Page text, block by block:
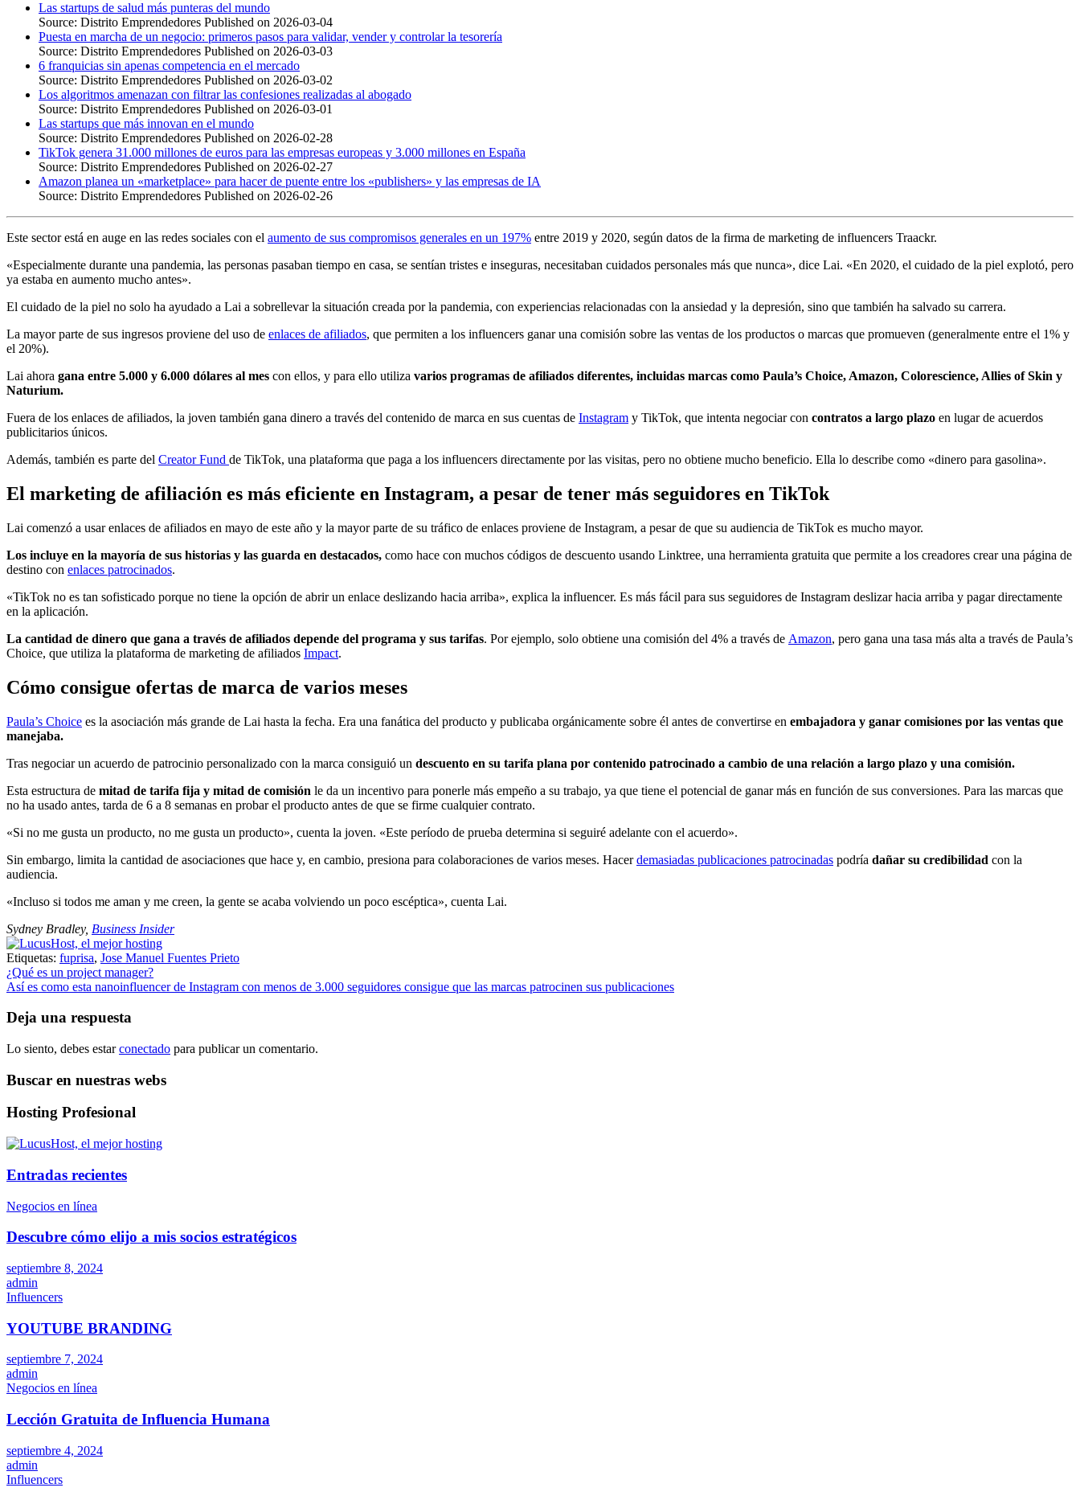
Las startups de salud más punteras del mundo
Source: Distrito Emprendedores Published on 2026-03-04
Puesta en marcha de un negocio: primeros pasos para validar, vender y controlar la tesorería
Source: Distrito Emprendedores Published on 2026-03-03
6 franquicias sin apenas competencia en el mercado
Source: Distrito Emprendedores Published on 2026-03-02
Los algoritmos amenazan con filtrar las confesiones realizadas al abogado
Source: Distrito Emprendedores Published on 2026-03-01
Las startups que más innovan en el mundo
Source: Distrito Emprendedores Published on 2026-02-28
TikTok genera 31.000 millones de euros para las empresas europeas y 3.000 millones en España
Source: Distrito Emprendedores Published on 2026-02-27
Amazon planea un «marketplace» para hacer de puente entre los «publishers» y las empresas de IA
Source: Distrito Emprendedores Published on 2026-02-26
Este sector está en auge en las redes sociales con el aumento de sus compromisos generales en un 197% entre 2019 y 2020, según datos de la firma de marketing de influencers Traackr.
«Especialmente durante una pandemia, las personas pasaban tiempo en casa, se sentían tristes e inseguras, necesitaban cuidados personales más que nunca», dice Lai. «En 2020, el cuidado de la piel explotó, pero
ya estaba en aumento mucho antes».
El cuidado de la piel no solo ha ayudado a Lai a sobrellevar la situación creada por la pandemia, con experiencias relacionadas con la ansiedad y la depresión, sino que también ha salvado su carrera.
La mayor parte de sus ingresos proviene del uso de enlaces de afiliados, que permiten a los influencers ganar una comisión sobre las ventas de los productos o marcas que promueven (generalmente entre el 1% y
el 20%).
Lai ahora gana entre 5.000 y 6.000 dólares al mes con ellos, y para ello utiliza varios programas de afiliados diferentes, incluidas marcas como Paula’s Choice, Amazon, Colorescience, Allies of Skin y
Naturium.
Fuera de los enlaces de afiliados, la joven también gana dinero a través del contenido de marca en sus cuentas de Instagram y TikTok, que intenta negociar con contratos a largo plazo en lugar de acuerdos
publicitarios únicos.
Además, también es parte del Creator Fund de TikTok, una plataforma que paga a los influencers directamente por las visitas, pero no obtiene mucho beneficio. Ella lo describe como «dinero para gasolina».
El marketing de afiliación es más eficiente en Instagram, a pesar de tener más seguidores en TikTok
Lai comenzó a usar enlaces de afiliados en mayo de este año y la mayor parte de su tráfico de enlaces proviene de Instagram, a pesar de que su audiencia de TikTok es mucho mayor.
Los incluye en la mayoría de sus historias y las guarda en destacados, como hace con muchos códigos de descuento usando Linktree, una herramienta gratuita que permite a los creadores crear una página de
destino con enlaces patrocinados.
«TikTok no es tan sofisticado porque no tiene la opción de abrir un enlace deslizando hacia arriba», explica la influencer. Es más fácil para sus seguidores de Instagram deslizar hacia arriba y pagar directamente
en la aplicación.
La cantidad de dinero que gana a través de afiliados depende del programa y sus tarifas. Por ejemplo, solo obtiene una comisión del 4% a través de Amazon, pero gana una tasa más alta a través de Paula’s
Choice, que utiliza la plataforma de marketing de afiliados Impact.
Cómo consigue ofertas de marca de varios meses
Paula’s Choice es la asociación más grande de Lai hasta la fecha. Era una fanática del producto y publicaba orgánicamente sobre él antes de convertirse en embajadora y ganar comisiones por las ventas que
manejaba.
Tras negociar un acuerdo de patrocinio personalizado con la marca consiguió un descuento en su tarifa plana por contenido patrocinado a cambio de una relación a largo plazo y una comisión.
Esta estructura de mitad de tarifa fija y mitad de comisión le da un incentivo para ponerle más empeño a su trabajo, ya que tiene el potencial de ganar más en función de sus conversiones. Para las marcas que
no ha usado antes, tarda de 6 a 8 semanas en probar el producto antes de que se firme cualquier contrato.
«Si no me gusta un producto, no me gusta un producto», cuenta la joven. «Este período de prueba determina si seguiré adelante con el acuerdo».
Sin embargo, limita la cantidad de asociaciones que hace y, en cambio, presiona para colaboraciones de varios meses. Hacerdemasiadas publicaciones patrocinadas podría dañar su credibilidad con la
audiencia.
«Incluso si todos me aman y me creen, la gente se acaba volviendo un poco escéptica», cuenta Lai.
Sydney Bradley, Business Insider
Etiquetas: fuprisa, Jose Manuel Fuentes Prieto
Navegación
de
entradas
¿Qué es un project manager?
Así es como esta nanoinfluencer de Instagram con menos de 3.000 seguidores consigue que las marcas patrocinen sus publicaciones
Deja una respuesta
Lo siento, debes estarconectado para publicar un comentario.
Buscar en nuestras webs
Hosting Profesional
Entradas recientes
Negocios en línea
Descubre cómo elijo a mis socios estratégicos
septiembre 8, 2024
admin
Influencers
YOUTUBE BRANDING
septiembre 7, 2024
admin
Negocios en línea
Lección Gratuita de Influencia Humana
septiembre 4, 2024
admin
Influencers